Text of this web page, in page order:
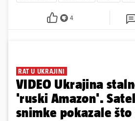
4
RAT U UKRAJINI
VIDEO Ukrajina
'ruski Amazon'.
snimke pokazale što